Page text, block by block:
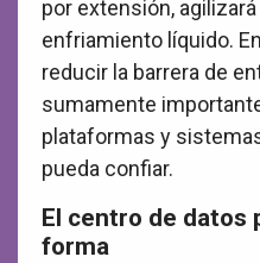
por extensión, agilizará
enfriamiento líquido.
reducir la barrera de
sumamente
plataformas y
pueda confiar.
El centro de datos
forma